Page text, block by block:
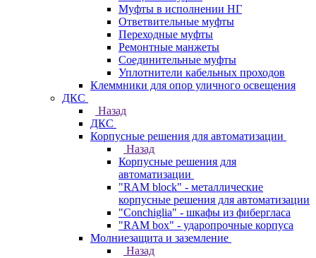
Муфты в исполнении НГ
Ответвительные муфты
Переходные муфты
Ремонтные манжеты
Соединительные муфты
Уплотнители кабельных проходов
Клеммники для опор уличного освещения
ДКС
Назад
ДКС
Корпусные решения для автоматизации
Назад
Корпусные решения для
автоматизации
"RAM block" - металлические
корпусные решения для автоматизации
"Conchiglia" - шкафы из фибергласа
"RAM box" - ударопрочные корпуса
Молниезащита и заземление
Назад